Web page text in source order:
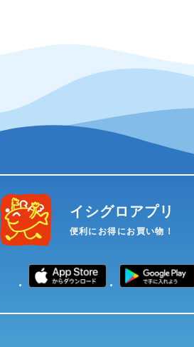
イシグロアプリ
便利にお得にお買い物！